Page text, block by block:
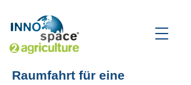
Raumfahrt für eine